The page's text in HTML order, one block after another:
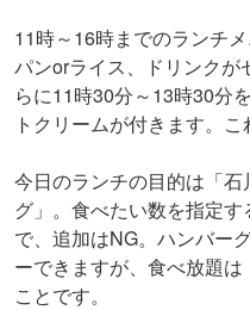
11時～16時までのランチ
パンorライス、ドリンクが
らに11時30分～13時30分
トクリームが付きます。
今日のランチの目的は「
グ」。食べたい数を指定
で、追加はNG。ハンバー
ーできますが、食べ放題
ことです。